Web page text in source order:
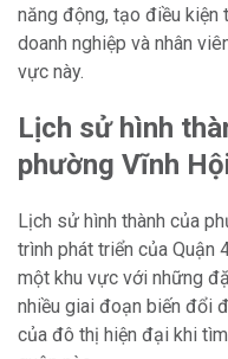
năng động, tạo điều kiện
doanh nghiệp và nhân
vực này.
Lịch sử hình
phường Vĩnh
Lịch sử hình thành của
trình phát triển của Quận
một khu vực với những
nhiều giai đoạn biến đổi
của đô thị hiện đại khi